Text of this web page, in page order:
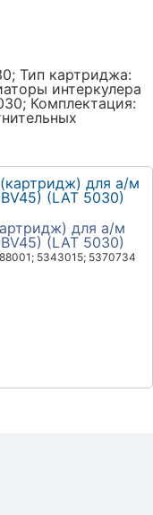
Тип картриджа:
интеркулера
Комплектация:
для а/м
(LAT 5030)
5343015; 5370734